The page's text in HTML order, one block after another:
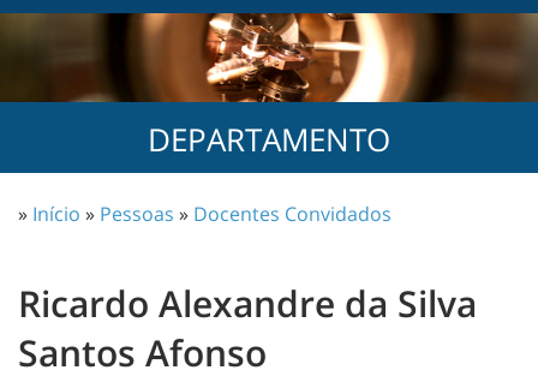
DEPARTAMENTO
» Início » Pessoas » Docentes Convidados
Ricardo Alexandre da Silva
Santos Afonso